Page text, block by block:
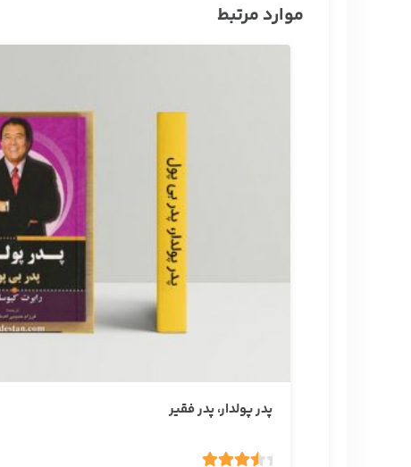
موارد مرتبط
پدر پولدار، پدر فقیر